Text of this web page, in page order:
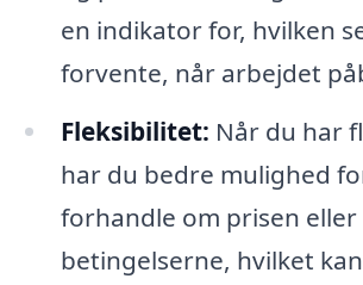
en indikator for, hvilken
forvente, når arbejdet
Fleksibilitet: Når du har
har du bedre mulighed
forhandle om prisen eller
betingelserne, hvilket